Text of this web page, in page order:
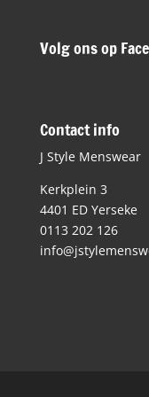
Volg ons op
Contact info
J Style Menswear
Kerkplein 3
4401 ED Yerseke
0113 202 126